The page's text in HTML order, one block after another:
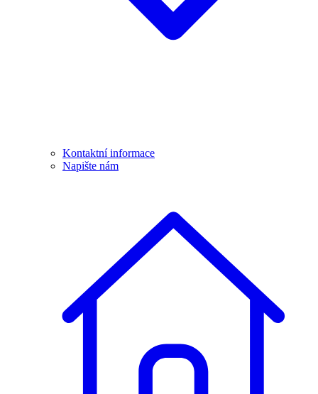
Kontaktní informace
Napište nám